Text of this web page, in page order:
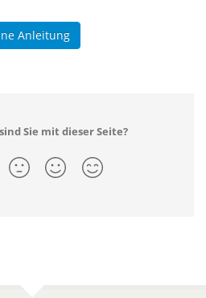
Anleitung
Sie mit dieser Seite?